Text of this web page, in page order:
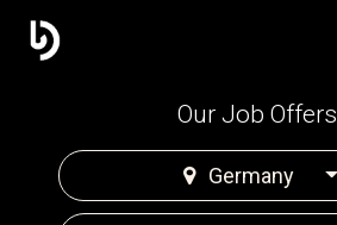
Our Job Offers
Germany